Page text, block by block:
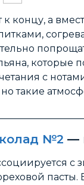
концу, а
которые
с
такие
№2 —
с
пасты.